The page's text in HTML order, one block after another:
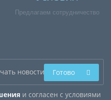
Предлагаем сотрудничество
и согласен с условиями
Готово